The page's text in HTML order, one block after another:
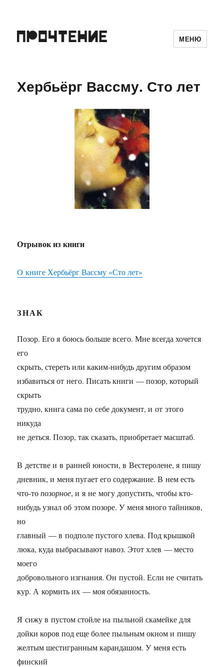
МЕНЮ
Хербьёрг Вассму. Сто лет
Отрывок из книги
О книге Хербьёрг Вассму «Сто лет»
ЗНАК
Позор. Его я боюсь больше всего. Мне всегда хочется
его
скрыть, стереть или каким-нибудь другим образом
избавиться от него. Писать книги — позор, который
скрыть
трудно, книга сама по себе документ, и от этого
никуда
не деться. Позор, так сказать, приобретает масштаб.
В детстве и в ранней юности, в Вестеролене, я пишу
дневник, и меня пугает его содержание. В нем есть
что-топозорное, и я не могу допустить, чтобы кто-
нибудь узнал об этом позоре. У меня много тайников,
но
главный — в подполе пустого хлева. Под крышкой
люка, куда выбрасывают навоз. Этот хлев — место
моего
добровольного изгнания. Он пустой. Если не считать
кур. А кормить их — моя обязанность.
Я сижу в пустом стойле на пыльной скамейке для
дойки коров под еще более пыльным окном и пишу
желтым шестигранным карандашом. У меня есть
финский